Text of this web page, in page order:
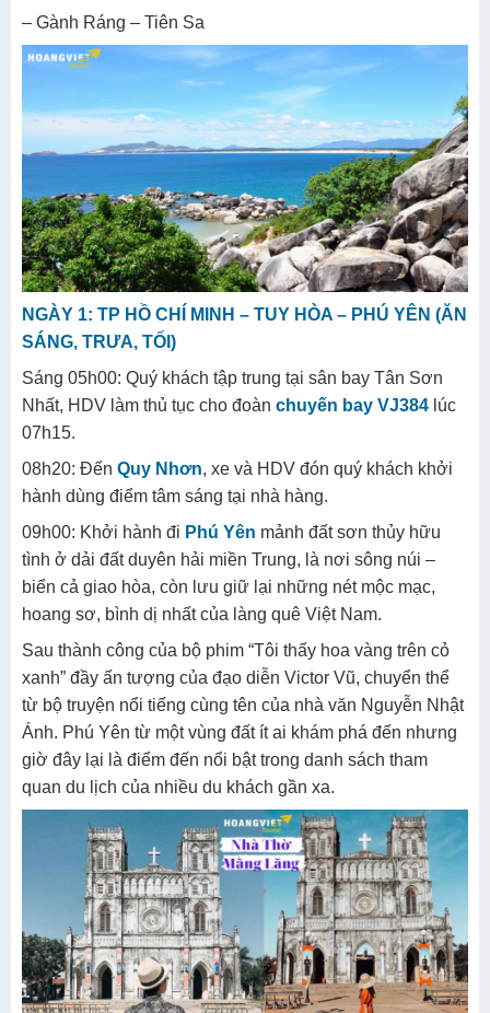
– Gành Ráng – Tiên Sa
NGÀY 1: TP HỒ CHÍ MINH – TUY HÒA – PHÚ YÊN (ĂN
SÁNG, TRƯA, TỐI)
Sáng 05h00: Quý khách tập trung tại sân bay Tân Sơn
Nhất, HDV làm thủ tục cho đoàn chuyến bay VJ384 lúc
07h15.
08h20: Đến Quy Nhơn, xe và HDV đón quý khách khởi
hành dùng điểm tâm sáng tại nhà hàng.
09h00: Khởi hành đi Phú Yên mảnh đất sơn thủy hữu
tình ở dải đất duyên hải miền Trung, là nơi sông núi –
biển cả giao hòa, còn lưu giữ lại những nét mộc mạc,
hoang sơ, bình dị nhất của làng quê Việt Nam.
Sau thành công của bộ phim “Tôi thấy hoa vàng trên cỏ
xanh” đầy ấn tượng của đạo diễn Victor Vũ, chuyển thể
từ bộ truyện nổi tiếng cùng tên của nhà văn Nguyễn Nhật
Ánh. Phú Yên từ một vùng đất ít ai khám phá đến nhưng
giờ đây lại là điểm đến nổi bật trong danh sách tham
quan du lịch của nhiều du khách gần xa.